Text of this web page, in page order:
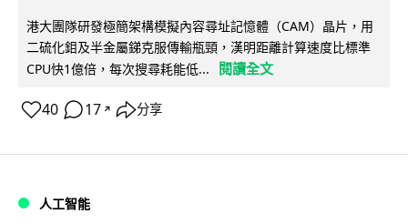
港大團隊研發極簡架構模擬內容尋址記憶體（CAM）晶片，用
二硫化鉬及半金屬銻克服傳輸瓶頸，漢明距離計算速度比標準
CPU快1億倍，每次搜尋耗能低...
閱讀全文
40 17 ↗ 分享
人工智能